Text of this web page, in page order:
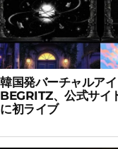
韓国発バーチャルア
BEGRITZ、公式サイ
に初ライブ